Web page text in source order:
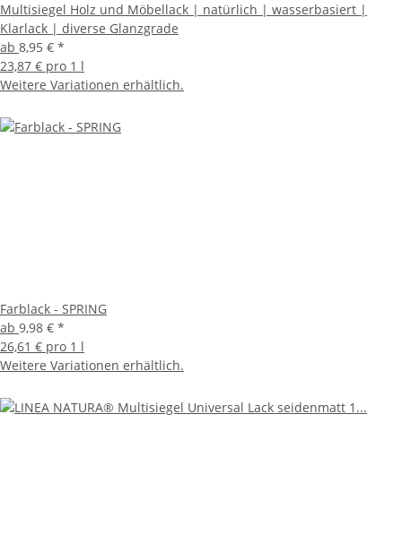
Multisiegel Holz und Möbellack | natürlich | wasserbasiert |
Klarlack | diverse Glanzgrade
ab 8,95 € *
23,87 € pro 1 l
Weitere Variationen erhältlich.
Farblack - SPRING
ab 9,98 € *
26,61 € pro 1 l
Weitere Variationen erhältlich.